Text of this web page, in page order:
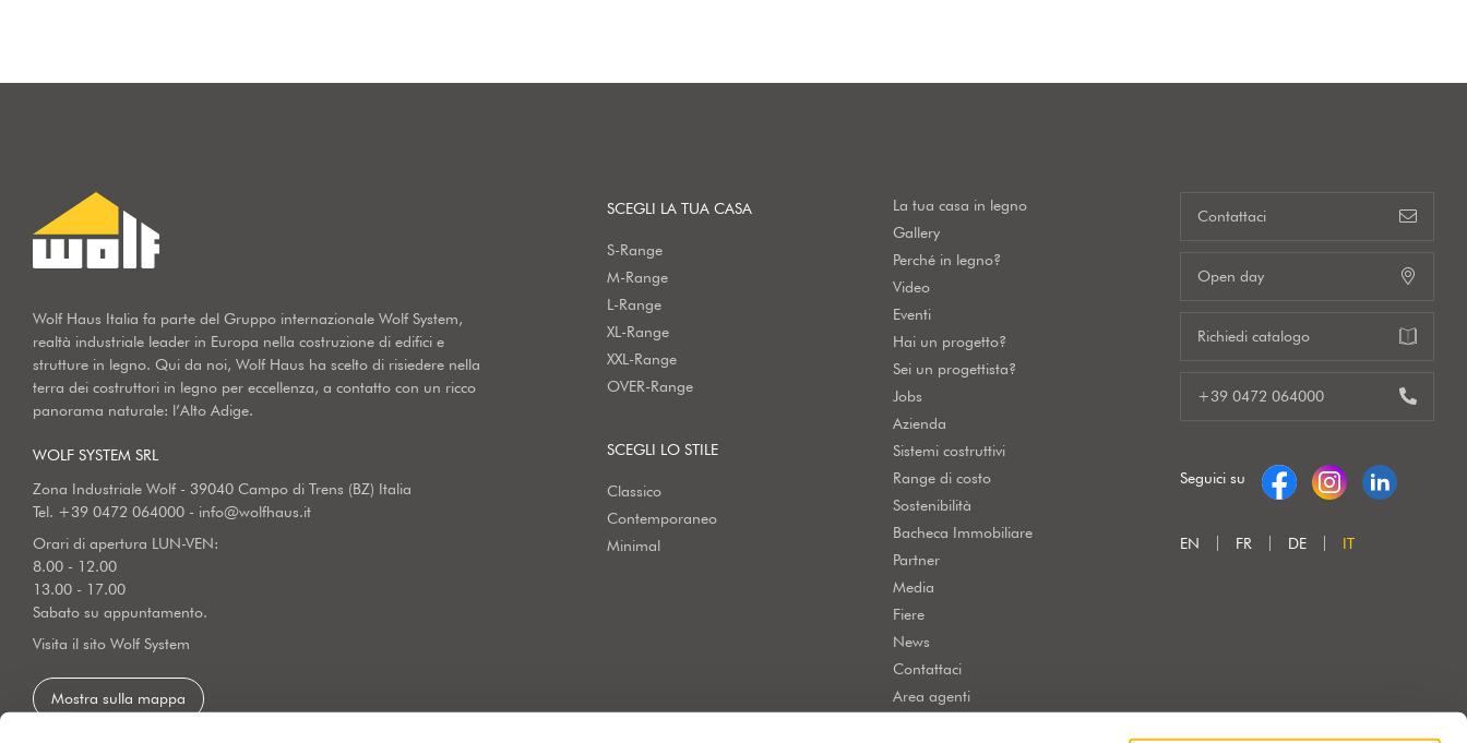
Wolf Haus Italia fa parte del Gruppo internazionale Wolf System,
realtà industriale leader in Europa nella costruzione di edifici e
strutture in legno. Qui da noi, Wolf Haus ha scelto di risiedere nella
terra dei costruttori in legno per eccellenza, a contatto con un ricco
panorama naturale: l’Alto Adige.
WOLF SYSTEM SRL
Zona Industriale Wolf - 39040 Campo di Trens (BZ) Italia
Tel. +39 0472 064000 - info@wolfhaus.it
Orari di apertura LUN-VEN:
8.00 - 12.00
13.00 - 17.00
Sabato su appuntamento.
Visita il sito Wolf System
Mostra sulla mappa
SCEGLI LA TUA CASA
S-Range
M-Range
L-Range
XL-Range
XXL-Range
OVER-Range
SCEGLI LO STILE
Classico
Contemporaneo
Minimal
La tua casa in legno
Gallery
Perché in legno?
Video
Eventi
Hai un progetto?
Sei un progettista?
Jobs
Azienda
Sistemi costruttivi
Range di costo
Sostenibilità
Bacheca Immobiliare
Partner
Media
Fiere
News
Contattaci
Area agenti
Contattaci
Open day
Richiedi catalogo
+39 0472 064000
Seguici su
EN FR DE IT